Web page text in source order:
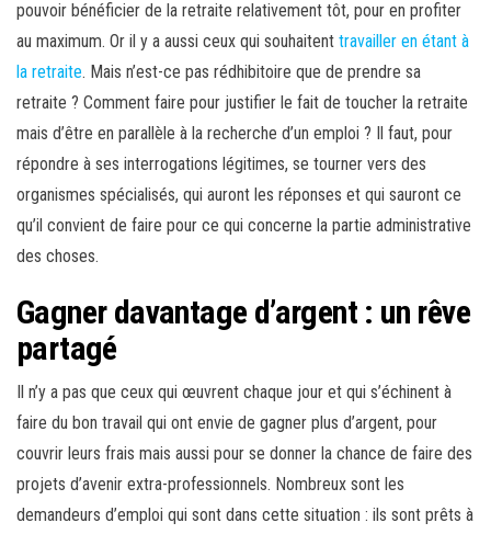
pouvoir bénéficier de la retraite relativement tôt, pour en profiter
au maximum. Or il y a aussi ceux qui souhaitent travailler en étant à
la retraite. Mais n’est-ce pas rédhibitoire que de prendre sa
retraite ? Comment faire pour justifier le fait de toucher la retraite
mais d’être en parallèle à la recherche d’un emploi ? Il faut, pour
répondre à ses interrogations légitimes, se tourner vers des
organismes spécialisés, qui auront les réponses et qui sauront ce
qu’il convient de faire pour ce qui concerne la partie administrative
des choses.
Gagner davantage d’argent : un rêve
partagé
Il n’y a pas que ceux qui œuvrent chaque jour et qui s’échinent à
faire du bon travail qui ont envie de gagner plus d’argent, pour
couvrir leurs frais mais aussi pour se donner la chance de faire des
projets d’avenir extra-professionnels. Nombreux sont les
demandeurs d’emploi qui sont dans cette situation : ils sont prêts à